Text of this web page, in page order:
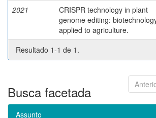
2021
CRISPR technology in plant
genome editing:
applied to agriculture.
Resultado 1-1 de 1.
Busca facetada
Assunto